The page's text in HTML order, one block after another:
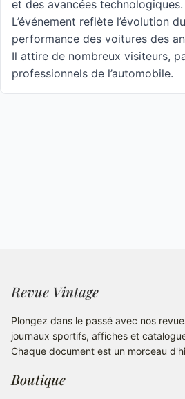
et des avancées technologiques.
L’événement reflète l’évolution
performance des voitures des
Il attire de nombreux visiteurs,
professionnels de l’automobile.
Revue Vintage
Plongez dans le passé avec nos
journaux sportifs, affiches et
Chaque document est un morceau
Boutique